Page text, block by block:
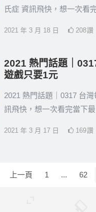
氏症 資訊飛快，想一次看
2021 年 3 月 18 日 208讚
2021 熱門話題｜
遊戲只要1元
2021 熱門話題｜0317 台
訊飛快，想一次看完當下
2021 年 3 月 17 日 169讚
上一頁 1 ... 62